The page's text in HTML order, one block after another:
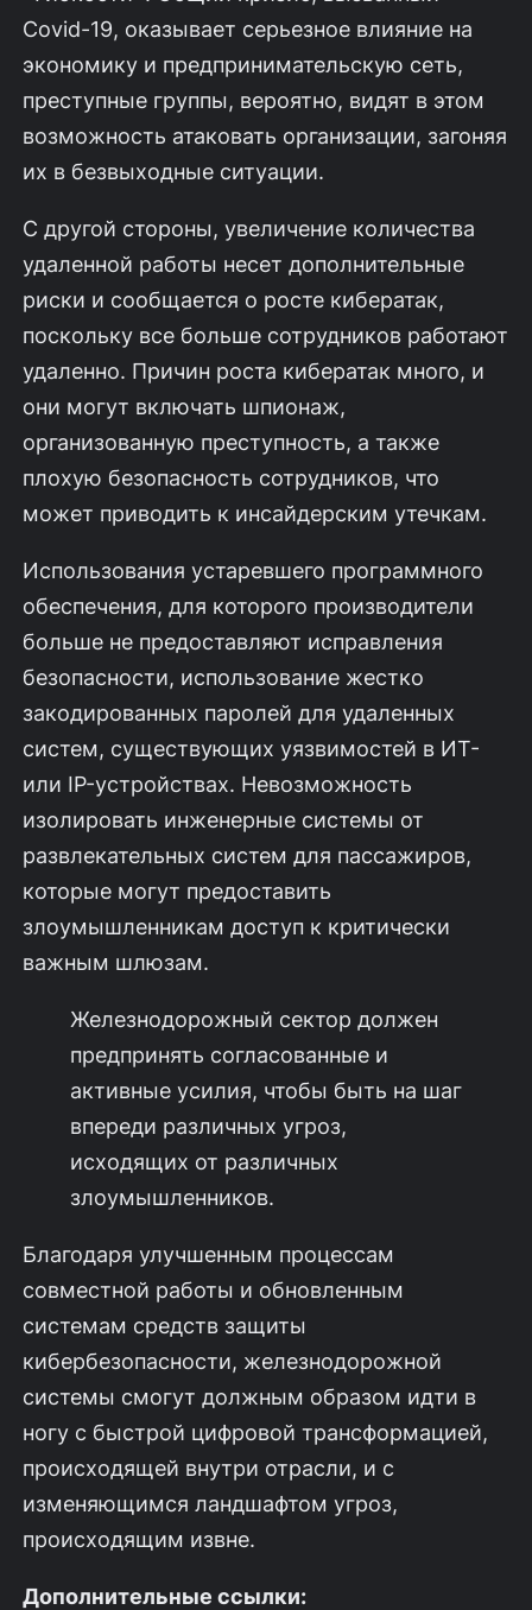
Covid-19, оказывает серьезное влияние на
экономику и предпринимательскую сеть,
преступные группы, вероятно, видят в этом
возможность атаковать организации, загоняя
их в безвыходные ситуации.
С другой стороны, увеличение количества
удаленной работы несет дополнительные
риски и сообщается о росте кибератак,
поскольку все больше сотрудников работают
удаленно. Причин роста кибератак много, и
они могут включать шпионаж,
организованную преступность, а также
плохую безопасность сотрудников, что
может приводить к инсайдерским утечкам.
Использования устаревшего программного
обеспечения, для которого производители
больше не предоставляют исправления
безопасности, использование жестко
закодированных паролей для удаленных
систем, существующих уязвимостей в ИТ-
или IP-устройствах. Невозможность
изолировать инженерные системы от
развлекательных систем для пассажиров,
которые могут предоставить
злоумышленникам доступ к критически
важным шлюзам.
Железнодорожный сектор должен
предпринять согласованные и
активные усилия, чтобы быть на шаг
впереди различных угроз,
исходящих от различных
злоумышленников.
Благодаря улучшенным процессам
совместной работы и обновленным
системам средств защиты
кибербезопасности, железнодорожной
системы смогут должным образом идти в
ногу с быстрой цифровой трансформацией,
происходящей внутри отрасли, и с
изменяющимся ландшафтом угроз,
происходящим извне.
Дополнительные ссылки: